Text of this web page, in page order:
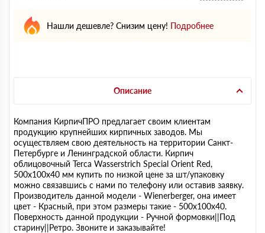
Нашли дешевле? Снизим цену! Подробнее
Описание
Компания КирпичПРО предлагает своим клиентам
продукцию крупнейших кирпичных заводов. Мы
осуществляем свою деятельность на территории Санкт-
Петербурге и Ленинградской области. Кирпич
облицовочный Terca Wasserstrich Special Orient Red,
500х100х40 мм купить по низкой цене за шт/упаковку
можно связавшись с нами по телефону или оставив заявку.
Производитель данной модели - Wienerberger, она имеет
цвет - Красный, при этом размеры такие - 500х100х40.
Поверхность данной продукции - Ручной формовки||Под
старину||Ретро. Звоните и заказывайте!